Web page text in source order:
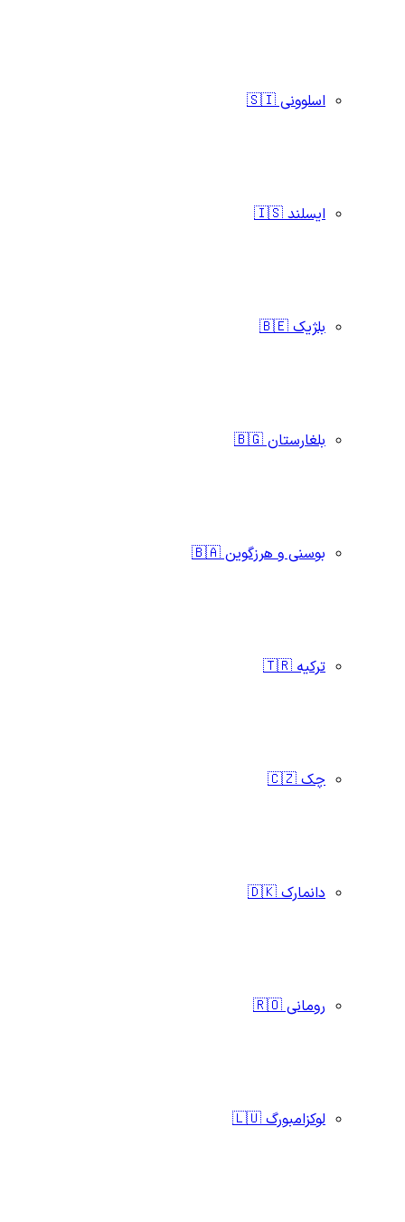
اسلوونی 🇸🇮
ایسلند 🇮🇸
بلژیک 🇧🇪
بلغارستان 🇧🇬
بوسنی و هرزگوین 🇧🇦
ترکیه 🇹🇷
چک 🇨🇿
دانمارک 🇩🇰
رومانی 🇷🇴
لوکزامبورگ 🇱🇺